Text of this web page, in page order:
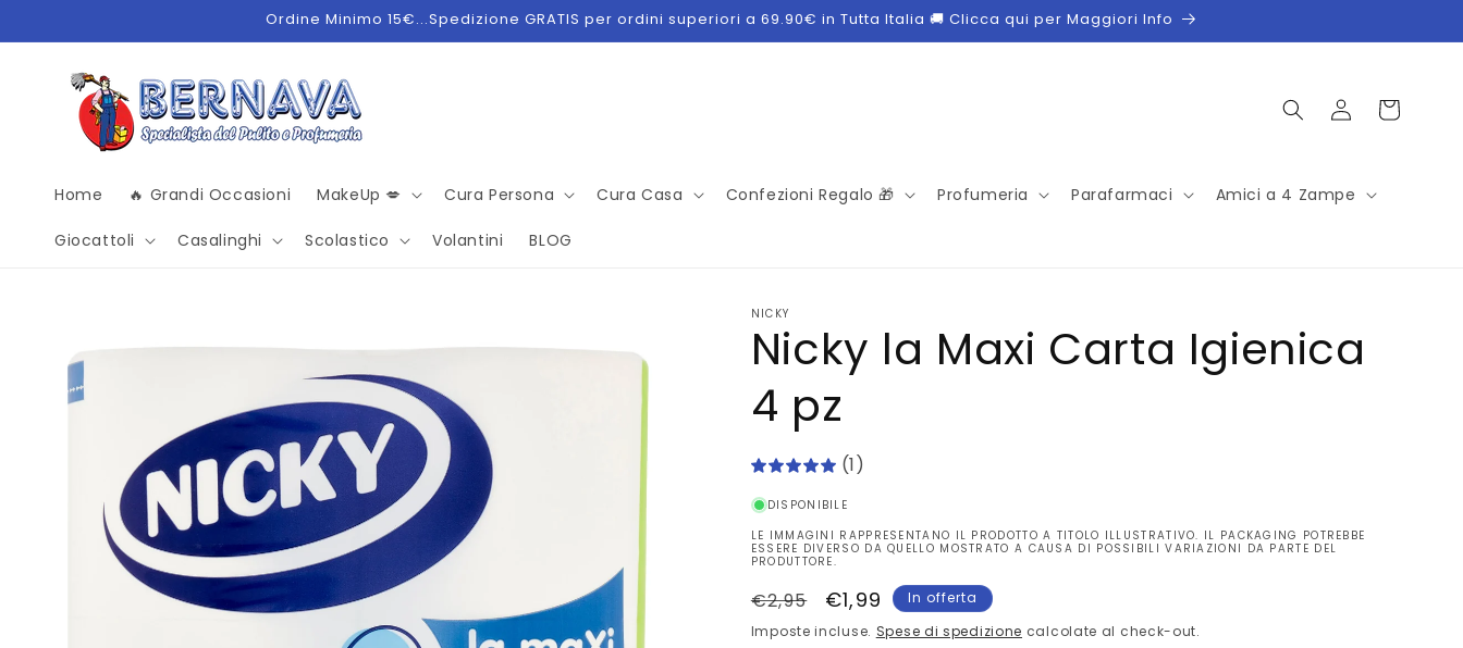
ai contenuti
Ordine Minimo 15€...Spedizione GRATIS per ordini superiori a 69.90€ in Tutta Italia 🚚 Clicca qui per Maggiori Info
Home 🔥 Grandi Occasioni MakeUp 💋 Cura Persona Cura Casa Confezioni Regalo 🎁 Profumeria Parafarmaci Amici a 4 Zampe
Giocattoli Casalinghi Scolastico Volantini BLOG
Accedi Carrello
prodotto
NICKY
Nicky la Maxi Carta Igienica
4 pz
(1)
DISPONIBILE
LE IMMAGINI RAPPRESENTANO IL PRODOTTO A TITOLO ILLUSTRATIVO. IL PACKAGING POTREBBE
ESSERE DIVERSO DA QUELLO MOSTRATO A CAUSA DI POSSIBILI VARIAZIONI DA PARTE DEL
PRODUTTORE.
Prezzo
di
€2,95
Prezzo
scontato
€1,99
In offerta
Imposte incluse. Spese di spedizione calcolate al check-out.